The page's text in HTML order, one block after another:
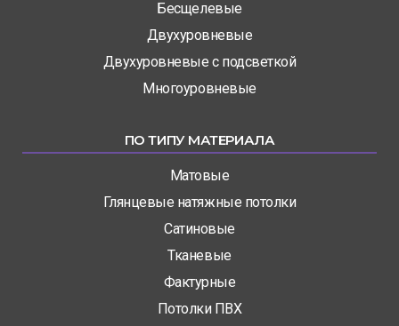
Бесщелевые
Двухуровневые
Двухуровневые с подсветкой
Многоуровневые
ПО ТИПУ МАТЕРИАЛА
Матовые
Глянцевые натяжные потолки
Сатиновые
Тканевые
Фактурные
Потолки ПВХ